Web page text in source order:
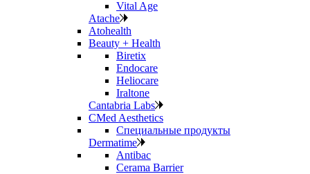
Vital Age
Atache
Atohealth
Beauty + Health
Biretix
Endocare
Heliocare
Iraltone
Cantabria Labs
CMed Aesthetics
Специальные продукты
Dermatime
Antibac
Cerama Barrier